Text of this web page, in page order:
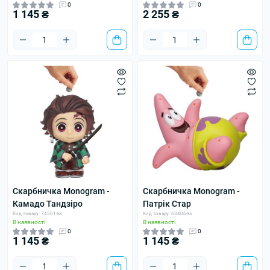
0
1 145 ₴
0
2 255 ₴
Скарбничка Monogram -
Камадо Тандзіро
Код товару: 74501-ks
В наявності
0
1 145 ₴
Скарбничка Monogram -
Патрік Стар
Код товару: 63406-ks
В наявності
0
1 145 ₴